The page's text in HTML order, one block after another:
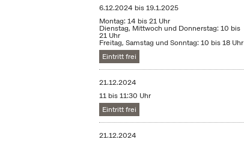
6.12.2024 bis19.1.2025
Montag: 14 bis 21 Uhr
Dienstag, Mittwoch und Donnerstag: 10 bis
21 Uhr
Freitag, Samstag und Sonntag: 10 bis 18 Uhr
Eintritt frei
21.12.2024
11 bis 11:30 Uhr
Eintritt frei
21.12.2024